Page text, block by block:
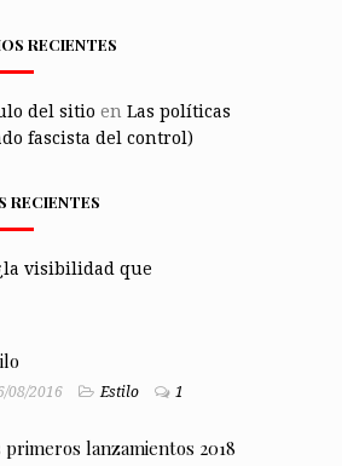
RECIENTES
del sitio en Las políticas
fascista del control)
RECIENTES
visibilidad que
08/2016 Estilo 1
primeros lanzamientos 2018